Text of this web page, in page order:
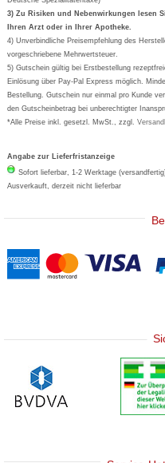
Formoline
Wick
Eucerin
Basica
3) Zu Risiken und Nebenwirkungen lesen
Ihren Arzt oder in Ihrer Apotheke.
4) Unverbindliche Preisempfehlung des
vorgeschriebene Mehrwertsteuer.
5) Gutschein gültig bei Erstbestellung
Einlösung über Pay-Pal Express möglich.
Bestellung. Gutschein nur einmal pro Kunde
den Gutscheinbetrag bei unberechtigter
*Alle Preise inkl. gesetzl. MwSt., zzgl.
Angabe zur Lieferfristanzeige
Sofort lieferbar, 1-2 Werktage
Ausverkauft, derzeit nicht lieferbar